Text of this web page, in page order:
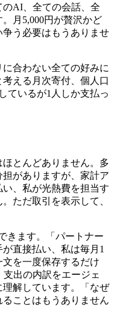
AI、全ての会話、全
月5,000円が贅沢かど
う必要はもうありませ
合わない全ての好みに
える月次寄付、個人口
ているが1人しか支払っ
とんどありません。多
がありますが、家計ア
、私が光熱費を担当す
ただ取引を表示して、
きます。「パートナー
直接払い、私は毎月1
を一度保存するだけ
出の内訳をエージェ
解しています。「なぜ
ことはもうありません